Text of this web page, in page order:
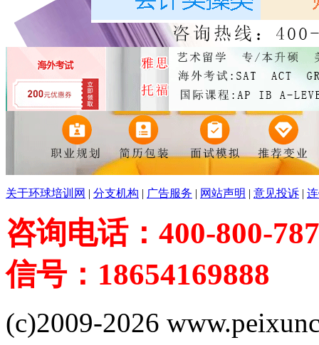
关于环球培训网 | 分支机构 | 广告服务 | 网站声明 | 意见投诉 |
咨询电话：400-800-
信号：18654169888
(c)2009-2026